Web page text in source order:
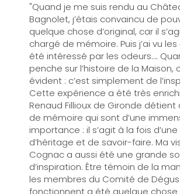
"Quand je me suis rendu au
Bagnolet, j’étais convaincu de
quelque chose d’original, car il
chargé de mémoire. Puis j’ai vu les
été intéressé par les odeurs….
penche sur l’histoire de la Maison,
évident : c’est simplement de
Cette expérience a été très
Renaud Fillioux de Gironde
de mémoire qui sont d’une
importance : il s’agit à la fois
d’héritage et de savoir-faire. Ma
Cognac a aussi été une grande
d’inspiration. Être témoin de la
les membres du Comité de